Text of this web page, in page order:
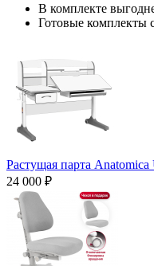
В комплекте
Готовые комплекты
Растущая парта
24 000 ₽